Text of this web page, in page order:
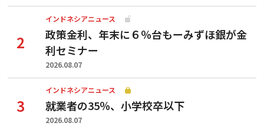
インドネシアニュース
政策金利、年末に６％台もーみずほ銀が金
利セミナー
2026.08.07
インドネシアニュース
就業者の35％、小学校卒以下
2026.08.07